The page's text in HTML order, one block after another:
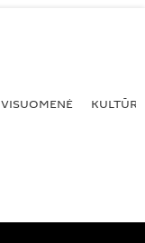
VISUOMENĖ KULTŪRA